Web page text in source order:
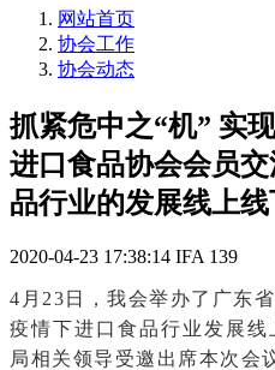
网站首页
协会工作
协会动态
抓紧危中之“机” 实
进口食品协会会员
品行业的发展线上
2020-04-23 17:38:14 IFA 139
4 月23日，我会举办了广东
疫情下进口食品行业发展线
局相关领导受邀出席本次会